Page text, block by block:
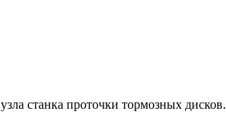
станка проточки тормозных дисков.